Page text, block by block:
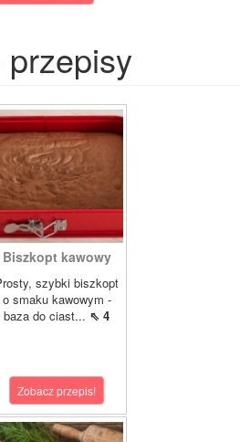
Biszkopt kawowy
szybki biszkopt
o smaku kawowym -
baza do ciast... ⇖ 4
Zobacz przepis!